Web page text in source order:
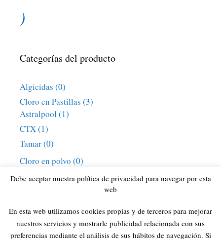
)
Categorías del producto
Algicidas (0)
Cloro en Pastillas (3)
Astralpool (1)
CTX(1)
Tamar(0)
Cloro en polvo (0)
Cloro granulado (0)
Uncategorized (2)
Debe aceptar nuestra política de privacidad para navegar por esta
web
En esta web utilizamos cookies propias y de terceros para mejorar
nuestros servicios y mostrarle publicidad relacionada con sus
preferencias mediante el análisis de sus hábitos de navegación. Si